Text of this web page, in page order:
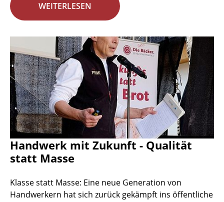
WEITERLESEN
Handwerk mit Zukunft - Qualität
statt Masse
Klasse statt Masse: Eine neue Generation von
Handwerkern hat sich zurück gekämpft ins öffentliche